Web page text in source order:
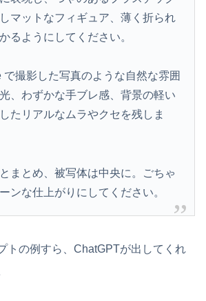
マットなフィギュア、薄く折られ
るようにしてください。
撮影した写真のような自然な雰囲
、わずかな手ブレ感、背景の軽い
たリアルなムラやクセを残しま
まとめ、被写体は中央に。ごちゃ
ンな仕上がりにしてください。
トの例すら、ChatGPTが出してくれ